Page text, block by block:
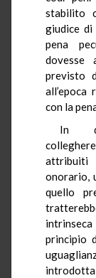
stabilito
giudice
pena
dovesse
previsto
all’epoca
con la
In
attribuiti
onorario,
quello
principio
introdotta